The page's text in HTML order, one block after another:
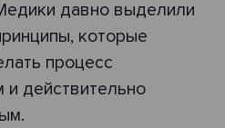
давно выделили
которые
процесс
и действительно